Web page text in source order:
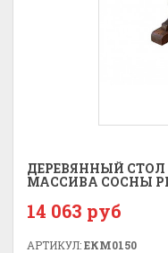
ДЕРЕВЯННЫЙ СТОЛ
МАССИВА СОСНЫ
14 063 руб
АРТИКУЛ:ЕКМ0150